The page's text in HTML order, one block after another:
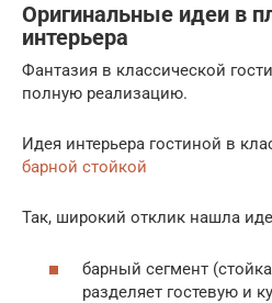
Оригинальные идеи в
интерьера
Фантазия в классической
полную реализацию.
Идея интерьера гостиной в
барной стойкой
Так, широкий отклик нашла
барный сегмент
разделяет гостевую и